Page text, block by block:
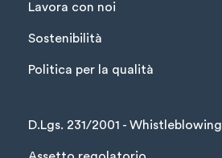
Lavora con noi
Sostenibilità
Politica per la qualità
D.Lgs. 231/2001 - Whistleblowing